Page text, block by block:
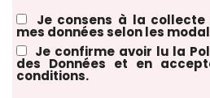
Je consens à la
mes données selon les
Je confirme avoir lu la
des Données et en
conditions.